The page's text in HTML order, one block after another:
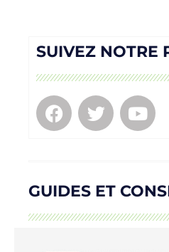
SUIVEZ NOTRE
GUIDES ET